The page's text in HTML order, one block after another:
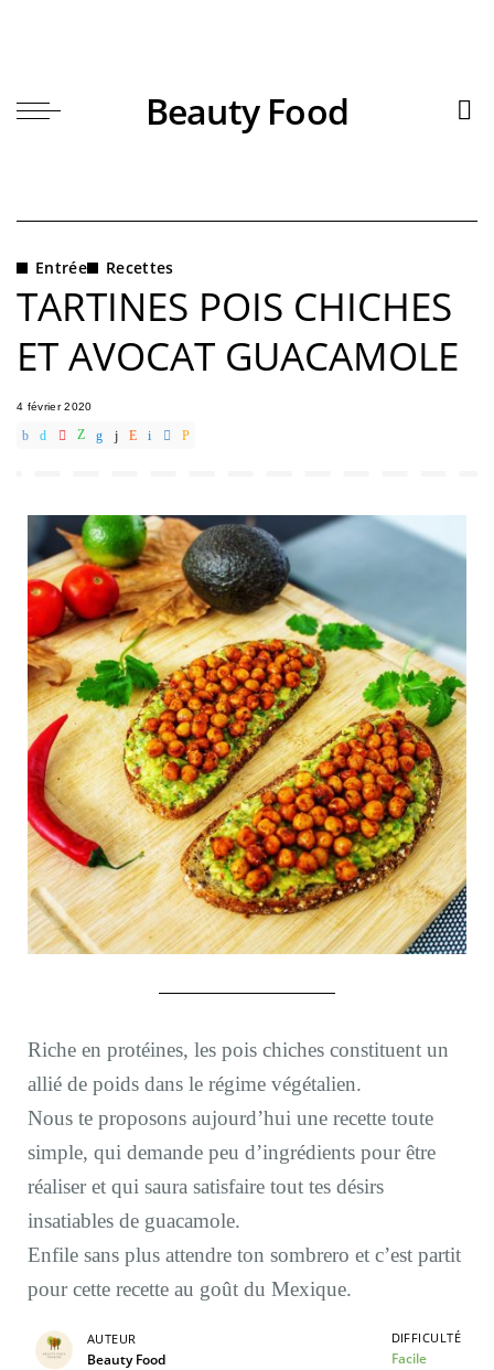
Beauty Food
Entrée Recettes
TARTINES POIS CHICHES
ET AVOCAT GUACAMOLE
4 février 2020
Riche en protéines, les pois chiches constituent un
allié de poids dans le régime végétalien.
Nous te proposons aujourd’hui une recette toute
simple, qui demande peu d’ingrédients pour être
réaliser et qui saura satisfaire tout tes désirs
insatiables de guacamole.
Enfile sans plus attendre ton sombrero et c’est partit
pour cette recette au goût du Mexique.
AUTEUR
Beauty Food
DIFFICULTÉ
Facile